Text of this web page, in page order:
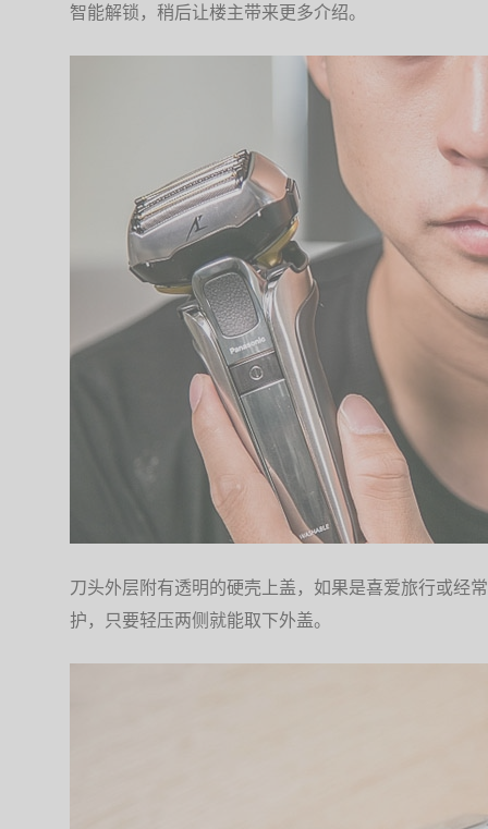
智能解锁，稍后让楼主带来更多介绍。
刀头外层附有透明的硬壳上盖，如果是喜爱旅行或经
护，只要轻压两侧就能取下外盖。